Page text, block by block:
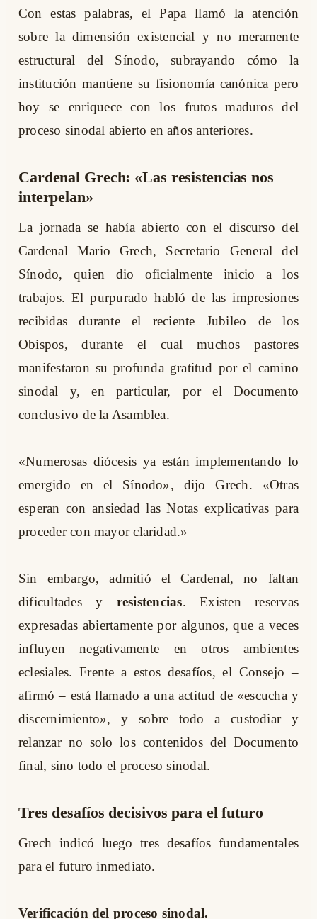
Con estas palabras, el Papa llamó la atención
sobre la dimensión existencial y no meramente
estructural del Sínodo, subrayando cómo la
institución mantiene su fisionomía canónica pero
hoy se enriquece con los frutos maduros del
proceso sinodal abierto en años anteriores.
Cardenal Grech: «Las resistencias nos
interpelan»
La jornada se había abierto con el discurso del
Cardenal Mario Grech, Secretario General del
Sínodo, quien dio oficialmente inicio a los
trabajos. El purpurado habló de las impresiones
recibidas durante el reciente Jubileo de los
Obispos, durante el cual muchos pastores
manifestaron su profunda gratitud por el camino
sinodal y, en particular, por el Documento
conclusivo de la Asamblea.
«Numerosas diócesis ya están implementando lo
emergido en el Sínodo», dijo Grech. «Otras
esperan con ansiedad las Notas explicativas para
proceder con mayor claridad.»
Sin embargo, admitió el Cardenal, no faltan
dificultades y
resistencias. Existen reservas
expresadas abiertamente por algunos, que a veces
influyen negativamente en otros ambientes
eclesiales. Frente a estos desafíos, el Consejo –
afirmó – está llamado a una actitud de «escucha y
discernimiento», y sobre todo a custodiar y
relanzar no solo los contenidos del Documento
final, sino todo el proceso sinodal.
Tres desafíos decisivos para el futuro
Grech indicó luego tres desafíos fundamentales
para el futuro inmediato.
Verificación del proceso sinodal.